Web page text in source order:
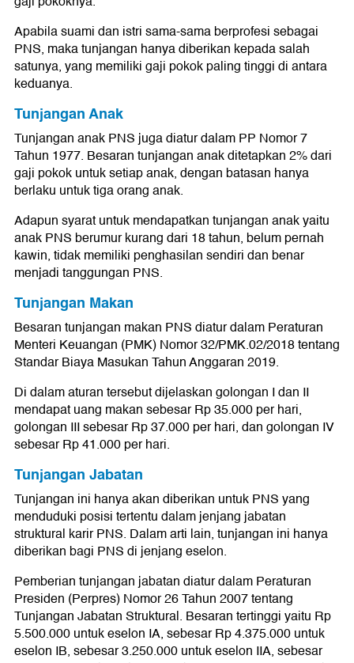
Apabila suami dan istri sama-sama berprofesi sebagai
PNS, maka tunjangan hanya diberikan kepada salah
satunya, yang memiliki gaji pokok paling tinggi di antara
keduanya.
Tunjangan Anak
Tunjangan anak PNS juga diatur dalam PP Nomor 7
Tahun 1977. Besaran tunjangan anak ditetapkan 2% dari
gaji pokok untuk setiap anak, dengan batasan hanya
berlaku untuk tiga orang anak.
Adapun syarat untuk mendapatkan tunjangan anak yaitu
anak PNS berumur kurang dari 18 tahun, belum pernah
kawin, tidak memiliki penghasilan sendiri dan benar
menjadi tanggungan PNS.
Tunjangan Makan
Besaran tunjangan makan PNS diatur dalam Peraturan
Menteri Keuangan (PMK) Nomor 32/PMK.02/2018 tentang
Standar Biaya Masukan Tahun Anggaran 2019.
Di dalam aturan tersebut dijelaskan golongan I dan II
mendapat uang makan sebesar Rp 35.000 per hari,
golongan III sebesar Rp 37.000 per hari, dan golongan IV
sebesar Rp 41.000 per hari.
Tunjangan Jabatan
Tunjangan ini hanya akan diberikan untuk PNS yang
menduduki posisi tertentu dalam jenjang jabatan
struktural karir PNS. Dalam arti lain, tunjangan ini hanya
diberikan bagi PNS di jenjang eselon.
Pemberian tunjangan jabatan diatur dalam Peraturan
Presiden (Perpres) Nomor 26 Tahun 2007 tentang
Tunjangan Jabatan Struktural. Besaran tertinggi yaitu Rp
5.500.000 untuk eselon IA, sebesar Rp 4.375.000 untuk
eselon IB, sebesar 3.250.000 untuk eselon IIA, sebesar